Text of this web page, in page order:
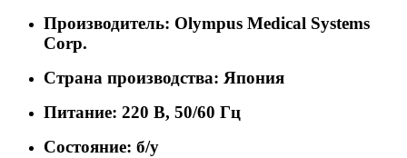
Производитель: Olympus Medical Systems
Corp.
Страна производства: Япония
Питание: 220 В, 50/60 Гц
Состояние: б/у